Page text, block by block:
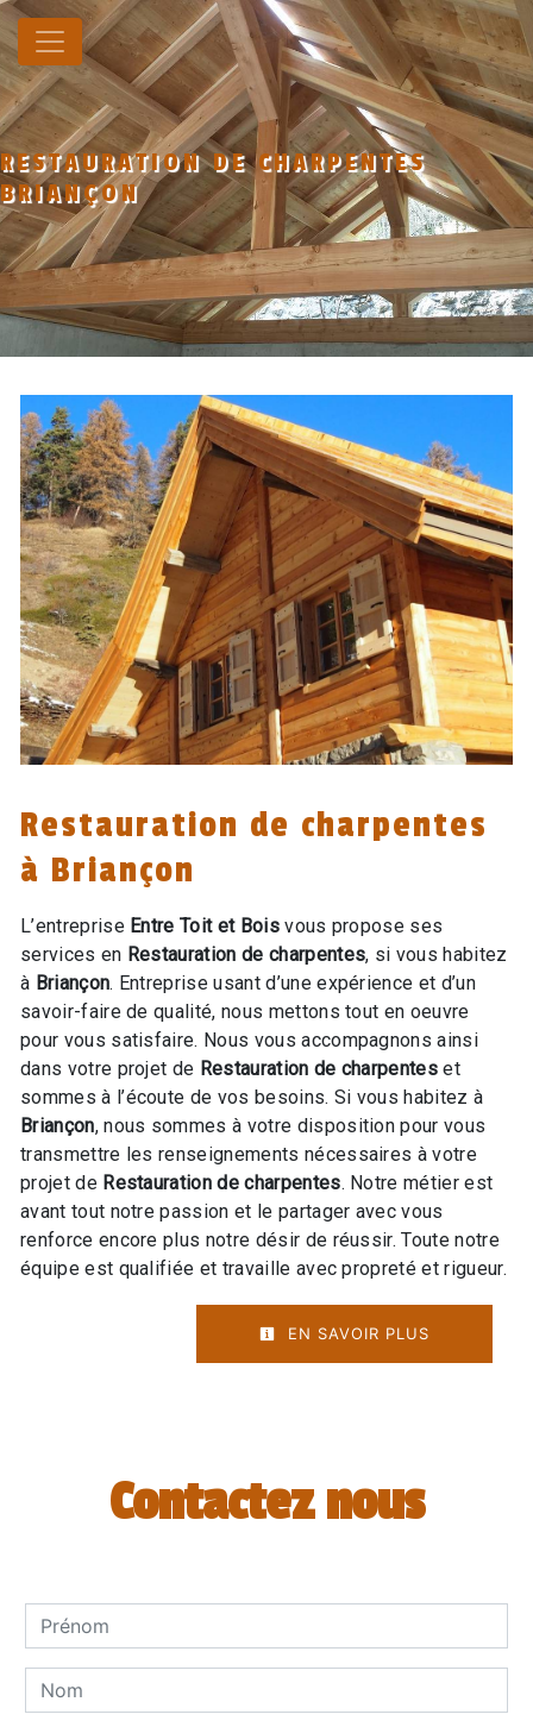
Panneau de gestion des cookies
RESTAURATION DE CHARPENTES
BRIANÇON
Restauration de charpentes
à Briançon
L’entreprise Entre Toit et Boisvous propose ses
services en Restauration de charpentes, si vous habitez
à Briançon. Entreprise usant d’une expérience et d’un
savoir-faire de qualité, nous mettons tout en oeuvre
pour vous satisfaire. Nous vous accompagnons ainsi
dans votre projet de Restauration de charpentes et
sommes à l’écoute de vos besoins. Si vous habitez à
Briançon, nous sommes à votre disposition pour vous
transmettre les renseignements nécessaires à votre
projet de Restauration de charpentes. Notre métier est
avant tout notre passion et le partager avec vous
renforce encore plus notre désir de réussir. Toute notre
équipe est qualifiée et travaille avec propreté et rigueur.
EN SAVOIR PLUS
Contactez nous